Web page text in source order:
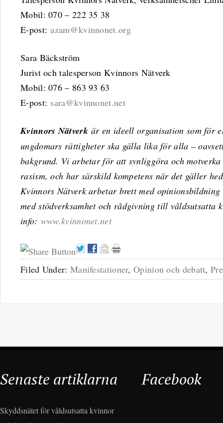
Mobil: 070 – 222 35 38
E-post:azam@kvinnonet.org
Sara Bäckström
Jurist och talesperson Kvinnors Nätverk
Mobil: 076 – 863 93 63
E-post: sara@kvinnonet.net
Kvinnors Nätverkär en ideell organisation som för
ungdomars rättigheter ska gälla lika för alla –
bakgrund. Vi arbetar för att synliggöra och
rasism, och har särskild kompetens när det gäller
Kvinnors Nätverk arbetar brett med
med stödverksamhet och rådgivning till våldsutsatta
info: www.kvinnonet.net
Filed Under: Manifestationer,Opinion och debatt,
Senaste artiklarna
Skyddsnätet för våldsutsatta kvinnor
Facebook